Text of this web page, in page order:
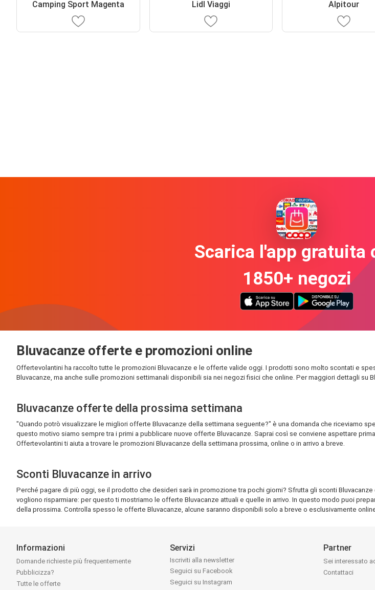
Camping Sport Magenta Lidl Viaggi Alpitour
Scarica l'app gratuita
1850+ negozi
Bluvacanze offerte e promozioni online
Offertevolantini ha raccolto tutte le promozioni Bluvacanze e le offerte valide oggi. I prodotti sono molto scontati e
Bluvacanze, ma anche sulle promozioni settimanali disponibili sia nei negozi fisici che online. Per maggiori dettagli su
Bluvacanze offerte della prossima settimana
"Quando potrò visualizzare le migliori offerte Bluvacanze della settimana seguente?" è una domanda che riceviamo
questo motivo siamo sempre tra i primi a pubblicare nuove offerte Bluvacanze. Saprai così se conviene aspettare
Offertevolantini ti aiuta a trovare le promozioni Bluvacanze della settimana prossima, online o in arrivo a breve.
Sconti Bluvacanze in arrivo
Perché pagare di più oggi, se il prodotto che desideri sarà in promozione tra pochi giorni? Sfrutta gli sconti
vogliono risparmiare: per questo ti mostriamo le offerte Bluvacanze attuali e quelle in arrivo. In questo modo puoi
della prossima. Controlla spesso le offerte Bluvacanze, alcune saranno disponibili solo a breve o esclusivamente
Informazioni
Domande richieste più frequentemente
Pubblicizza?
Tutte le offerte
Servizi
Iscriviti alla newsletter
Seguici su Facebook
Seguici su Instagram
Partner
Sei interessato
Contattaci